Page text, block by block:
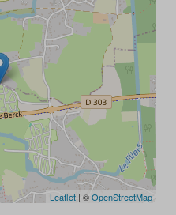
Leaflet | ©OpenStreetMap